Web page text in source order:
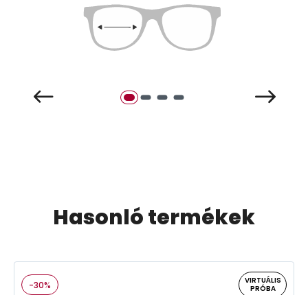
Hasonló termékek
-30%
VIRTUÁLIS
PRÓBA